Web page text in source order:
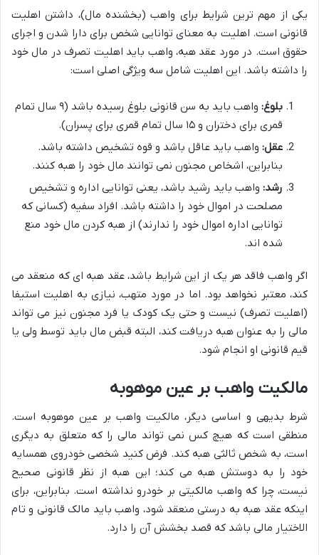
یکی از مهم ترین شرایط برای واهب (بخشنده مال)، داشتن اهلیت
قانونی است. اهلیت به معنای توانایی شخص برای دارا شدن و اجرای
حقوق است. در مورد عقد هبه، واهب باید اهلیت تصرف در مال خود
را داشته باشد. این اهلیت شامل سه ویژگی اصلی است:
بلوغ:
واهب باید به سن قانونی بلوغ رسیده باشد (۹ سال تمام
قمری برای دختران و ۱۵ سال تمام قمری برای پسران).
عقل: واهب باید عاقل باشد و قوه تشخیص داشته باشد.
بنابراین، اشخاص مجنون نمی توانند مال خود را هبه کنند.
رشد: واهب باید رشید باشد، یعنی توانایی اداره و تشخیص
مصلحت در اموال خود را داشته باشد. افراد سفیه (کسانی که
توانایی اداره اموال خود را ندارند) از هبه کردن مال خود منع
شده اند.
اگر واهب فاقد هر یک از این شرایط باشد، عقد هبه ای که منعقد می
کند، معتبر نخواهد بود. اما در مورد متهب، نیازی به اهلیت استیفا
(اهلیت تصرف) نیست و حتی یک کودک یا فرد مجنون نیز می تواند
مالی را به عنوان هبه دریافت کند، البته قبض مال باید توسط ولی یا
قیم قانونی او انجام شود.
مالکیت واهب بر عین موهوبه
شرط بدیهی و اساسی دیگر، مالکیت واهب بر عین موهوبه است.
منطقی است که هیچ کس نمی تواند مالی را که متعلق به دیگری
است، به شخص ثالثی هبه کند. فرض کنید شخصی خودروی همسایه
خود را به دوستش هبه می کند؛ این هبه از نظر قانونی صحیح
نیست، چرا که واهب مالکیتی بر خودرو نداشته است. بنابراین، برای
اینکه عقد هبه به درستی منعقد شود، واهب باید مالک قانونی و تام
الاختیار مالی باشد که قصد بخشش آن را دارد.